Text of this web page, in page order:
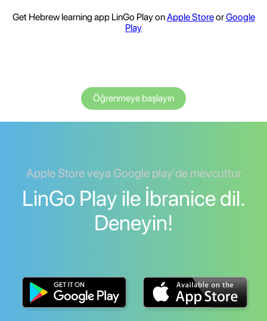
Get Hebrew learning app LinGo Play onApple StoreorGoogle
Play
Öğrenmeye başlayın
Apple Store veya Google play'de mevcuttur
LinGo Play ile İbranice dil.
Deneyin!